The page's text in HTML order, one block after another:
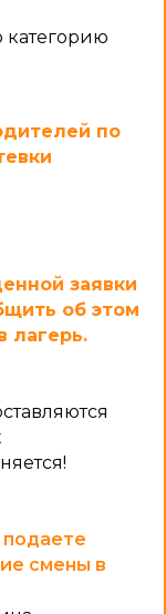
по
заявки
об этом
лагерь.
смены в